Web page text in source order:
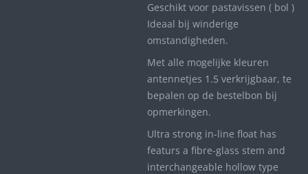
Geschikt voor pastavissen ( bol )
Ideaal bij winderige
omstandigheden.
Met alle mogelijke kleuren
antennetjes 1.5 verkrijgbaar, te
bepalen op de bestelbon bij
opmerkingen.
Ultra strong in-line float has
featurs a fibre-glass stem and
interchangeable hollow type